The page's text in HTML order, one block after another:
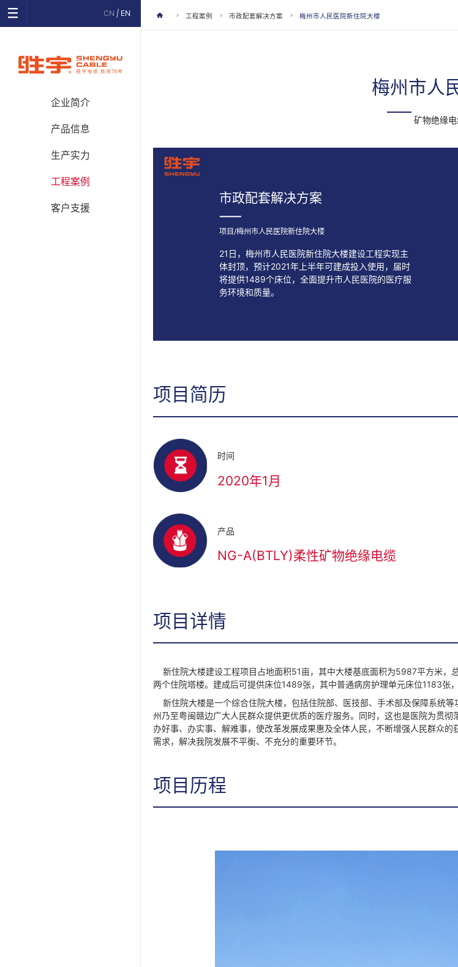
CN | EN
企业简介
产品信息
生产实力
工程案例
客户支援
工程案例 市政配套解决方案 梅州市人民医院新住院大楼
梅州市人
矿物绝缘电
市政配套解决方案
项目/梅州市人民医院新住院大楼
21日，梅州市人民医院新住院大楼建设工程实现主
体封顶，预计2021年上半年可建成投入使用，届时
将提供1489个床位，全面提升市人民医院的医疗服
务环境和质量。
项目简历
时间
2020年1月
产品
NG-A(BTLY)柔性矿物绝缘电缆
项目详情
新住院大楼建设工程项目占地面积51亩，其中大楼基底面积为5987平方米，
两个住院塔楼。建成后可提供床位1489张，其中普通病房护理单元床位1183张
新住院大楼是一个综合住院大楼，包括住院部、医技部、手术部及保障系统
州乃至粤闽赣边广大人民群众提供更优质的医疗服务。同时，这也是医院为贯
办好事、办实事、解难事，使改革发展成果惠及全体人民，不断增强人民群众
需求，解决我院发展不平衡、不充分的重要环节。
项目历程